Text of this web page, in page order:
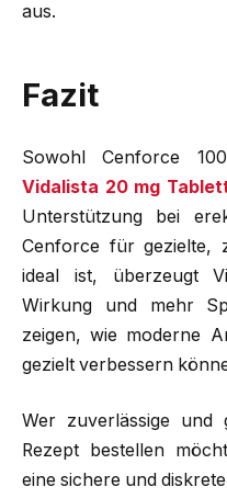
aus.
Fazit
Sowohl Cenforce
Vidalista 20 mg
Unterstützung bei
Cenforce für gezielte,
ideal ist, überzeugt
Wirkung und mehr
zeigen, wie moderne
gezielt verbessern
Wer zuverlässige und
Rezept bestellen
eine sichere und